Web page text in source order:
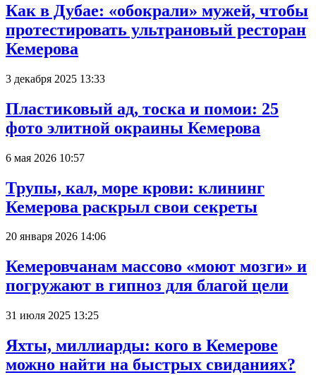
Как в Дубае: «обокрали» мужей, чтобы
протестировать ультрановый ресторан
Кемерова
3 декабря 2025 13:33
Пластиковый ад, тоска и помои: 25
фото элитной окраины Кемерова
6 мая 2026 10:57
Трупы, кал, море крови: клининг
Кемерова раскрыл свои секреты
20 января 2026 14:06
Кемеровчанам массово «моют мозги» и
погружают в гипноз для благой цели
31 июля 2025 13:25
Яхты, миллиарды: кого в Кемерове
можно найти на быстрых свиданиях?